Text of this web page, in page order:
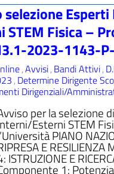
selezione
STEM Fisica –
2023-1143-
,Avvisi, Bandi Attivi,
, Determine Dirigente
Dirigenziali/
per la selezione
Esterni STEM
PIANO
E RESILIENZA
ISTRUZIONE E
1: